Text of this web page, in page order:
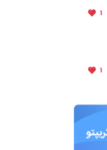
۱
۱